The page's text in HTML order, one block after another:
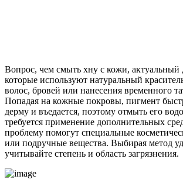
Вопрос, чем смыть хну с кожи,
которые используют натуральный
волос, бровей или нанесения временного
Попадая на кожные покровы, пигмент
дерму и въедается, поэтому отмыть его
требуется применение дополнительных
проблему помогут специальные
или подручные вещества. Выбирая метод
учитывайте степень и область загрязнения.